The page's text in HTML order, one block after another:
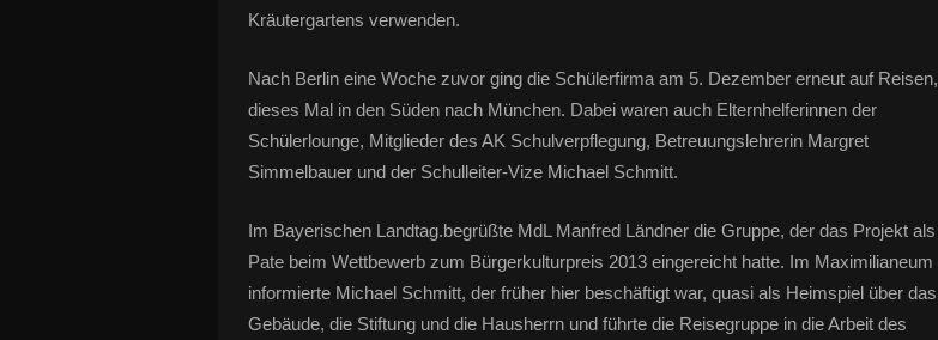
Kräutergartens verwenden.
Nach Berlin eine Woche zuvor ging die Schülerfirma am 5. Dezember erneut auf Reisen,
dieses Mal in den Süden nach München. Dabei waren auch Elternhelferinnen der
Schülerlounge, Mitglieder des AK Schulverpflegung, Betreuungslehrerin Margret
Simmelbauer und der Schulleiter-Vize Michael Schmitt.
Im Bayerischen Landtag.begrüßte MdL Manfred Ländner die Gruppe, der das Projekt als
Pate beim Wettbewerb zum Bürgerkulturpreis 2013 eingereicht hatte. Im Maximilianeum
informierte Michael Schmitt, der früher hier beschäftigt war, quasi als Heimspiel über das
Gebäude, die Stiftung und die Hausherrn und führte die Reisegruppe in die Arbeit des